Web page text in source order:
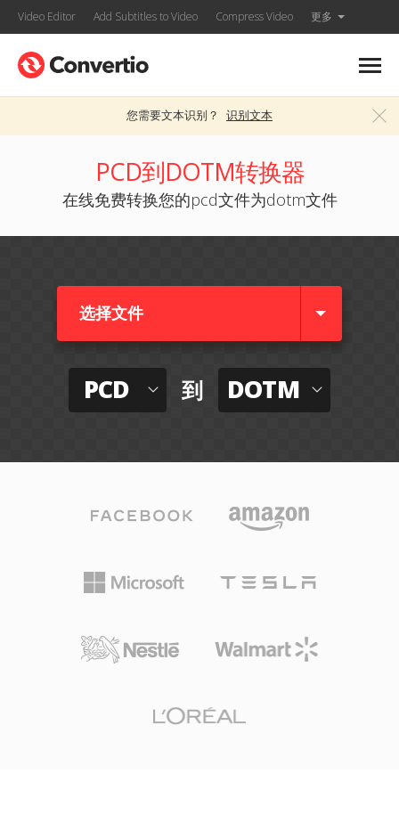
Video Editor Add Subtitles to Video Compress Video 更多
您需要文本识别？ 识别文本
PCD到DOTM转换器
在线免费转换您的pcd文件为dotm文件
选择文件
PCD 到 DOTM